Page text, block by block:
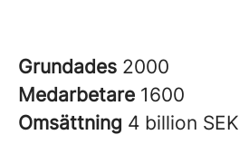
Grundades 2000
Medarbetare 1600
Omsättning 4 billion SEK